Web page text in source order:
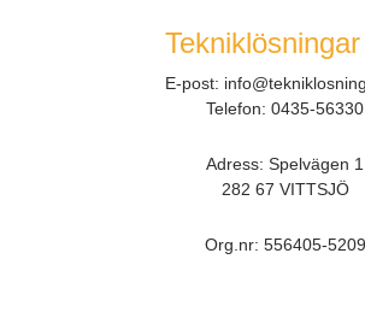
E-post:
Telefon: 0435-56330
Adress: Spelvägen 1
282 67 VITTSJÖ
Org.nr: 556405-5209